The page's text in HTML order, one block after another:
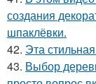
создания
шпаклёвки.
42. Эта
43. Выбор